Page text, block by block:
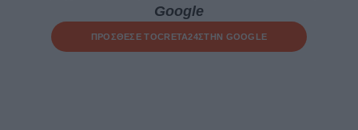
Google
ΠΡΟΣΘΕΣΕ ΤΟCRETA24ΣΤΗΝ GOOGLE